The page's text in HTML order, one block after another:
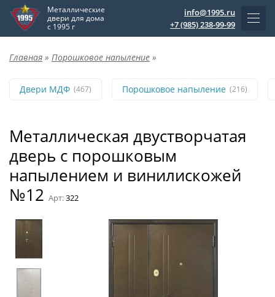
Металлические
двери для дома
с 1995 г
info@1995.ru
+7 (985) 238-99-99
Главная » Порошковое напыление »
Двери МДФ (467) Порошковое напыление (216)
Металлическая двустворчатая
дверь с порошковым
напылением и винилискожей
№12 Арт:322